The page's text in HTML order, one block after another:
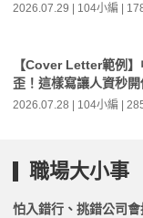
2026.07.29 | 104小編 |
【Cover Letter範例
歪！這樣寫讓人資秒
2026.07.28 | 104小編 |
職場大小事
怕入錯行、挑錯公司